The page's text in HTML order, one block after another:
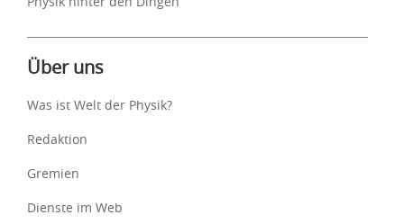
Über uns
Was ist Welt der Physik?
Redaktion
Gremien
Dienste im Web